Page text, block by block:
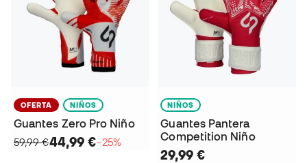
OFERTA NIÑOS
Guantes Zero Pro Niño
59,99 €44,99 €−25%
NIÑOS
Guantes Pantera
Competition Niño
29,99 €